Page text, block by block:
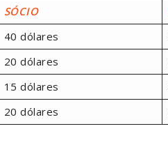
SÓCIO
40 dólares
20 dólares
15 dólares
20 dólares